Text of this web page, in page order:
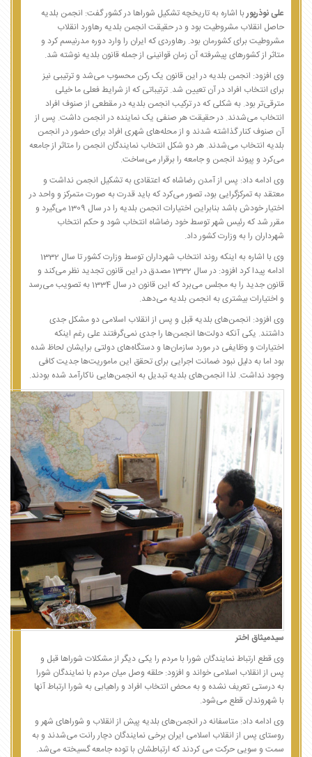
علی نوذرپوربا اشاره به تاریخچه تشکیل شوراها در کشور گفت: انجمن بلدیه
حاصل انقلاب مشروطیت بود و در حقیقت انجمن بلدیه رهاورد انقلاب
مشروطیت برای کشورمان بود. رهاوردی که ایران را وارد دوره مدرنیسم کرد و
متاثر از کشورهای پیشرفته آن زمان قوانینی از جمله قانون بلدیه نوشته شد.
وی افزود: انجمن بلدیه در این قانون یک رکن محسوب می‌شد و ترتیبی نیز
برای انتخاب افراد در آن تعیین شد. ترتیباتی که از شرایط فعلی ما خیلی
مترقی‌تر بود. به شکلی که در ترکیب انجمن بلدیه در مقطعی از صنوف افراد
انتخاب می‌شدند. در حقیقت هر صنفی یک نماینده در انجمن داشت. پس از
آن صنوف کنار گذاشته شدند و از محله‌های شهری افراد برای حضور در انجمن
بلدیه انتخاب می‌شدند. هر دو شکل انتخاب نمایندگان انجمن را متاثر از جامعه
می‌کرد و پیوند انجمن و جامعه را برقرار می‌ساخت.
وی ادامه داد: پس از آمدن رضاشاه که اعتقادی به تشکیل انجمن نداشت و
معتقد به تمرکزگرایی بود، تصور می‌کرد که باید قدرت به صورت متمرکز و واحد در
اختیار خودش باشد بنابراین اختیارات انجمن بلدیه را در سال 1309 می‌گیرد و
مقرر شد که رئیس شهر توسط خود رضاشاه انتخاب شود و حکم انتخاب
شهرداران را به وزارت کشور داد.
وی با اشاره به اینکه روند انتخاب شهرداران توسط وزارت کشور تا سال 1332
ادامه پیدا کرد افزود: در سال 1332 مصدق در این قانون تجدید نظر می‌کند و
قانون جدید را به مجلس می‌برد که این قانون در سال 1334 به تصویب می‌رسد
و اختیارات بیشتری به انجمن بلدیه می‌دهد.
وی افزود: انجمن‌های بلدیه قبل و پس از انقلاب اسلامی دو مشکل جدی
داشتند. یکی آنکه دولت‌ها انجمن‌ها را جدی نمی‌گرفتند علی رغم اینکه
اختیارات و وظایفی در مورد سازمان‌ها و دستگاه‌های دولتی برایشان لحاظ شده
بود اما به دلیل نبود ضمانت اجرایی برای تحقق این ماموریت‌ها جدیت کافی
وجود نداشت. لذا انجمن‌های بلدیه تبدیل به انجمن‌هایی ناکارآمد شده بودند.
سیدمیثاق اختر
وی قطع ارتباط نمایندگان شورا با مردم را یکی دیگر از مشکلات شوراها قبل و
پس از انقلاب اسلامی خواند و افزود: حلقه وصل میان مردم با نمایندگان شورا
به درستی تعریف نشده و به محض انتخاب افراد و راهیابی به شورا ارتباط آنها
با شهروندان قطع می‌شود.
وی ادامه داد: متاسفانه در انجمن‌های بلدیه پیش از انقلاب و شوراهای شهر و
روستای پس از انقلاب اسلامی ایران برخی نمایندگان دچار رانت می‌شدند و به
سمت و سویی حرکت می کردند که ارتباطشان با توده جامعه گسیخته می‌شد.